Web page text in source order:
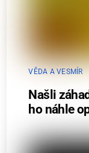
VĚDA A VESMÍR
Našli
ho náhle